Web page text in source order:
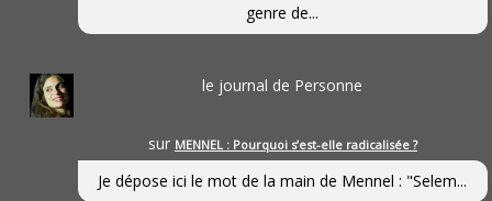
genre de...
le journal de Personne
sur MENNEL : Pourquoi s’est-elle radicalisée ?
Je dépose ici le mot de la main de Mennel : "Selem...